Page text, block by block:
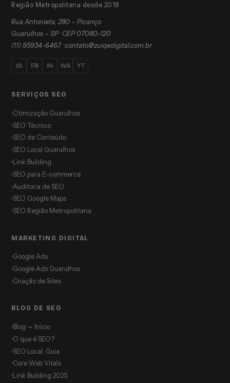
Região Metropolitana desde 2018
Rua Antonieta, 280 – Picanço
Guarulhos – SP · CEP 07080-120
(11) 95934-6467·contato@zuiqedigital.com.br
IG FB IN WA YT
SERVIÇOS SEO
Otimização Guarulhos
SEO Técnico
SEO de Conteúdo
SEO Local Guarulhos
Link Building
SEO para E-commerce
Auditoria de SEO
SEO Google Maps
SEO Região Metropolitana
MARKETING DIGITAL
Google Ads
Google Ads Guarulhos
Criação de Sites
BLOG DE SEO
Blog — Início
O que é SEO?
SEO Local: Guia
Core Web Vitals
Link Building 2025